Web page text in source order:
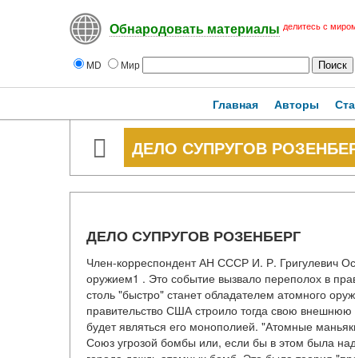
Обнародовать материалы делитесь с
MD Мир
Главная Авторы
ДЕЛО СУПРУГОВ
ДЕЛО СУПРУГОВ РОЗЕНБЕРГ
Член-корреспондент АН СССР И. Р. Григулевич
оружием1 . Это событие вызвало переполох в
столь "быстро" станет обладателем атомного
правительство США строило тогда свою внешнюю
будет являться его монополией. "Атомные
Союз угрозой бомбы или, если бы в этом была